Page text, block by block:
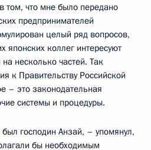
том, что мне было передано
предпринимателей
целый ряд вопросов,
японских коллег интересуют
несколько частей. Так
к Правительству Российской
– это законодательная
системы и процедуры.
господин Анзай, – упомянул,
бы необходимым